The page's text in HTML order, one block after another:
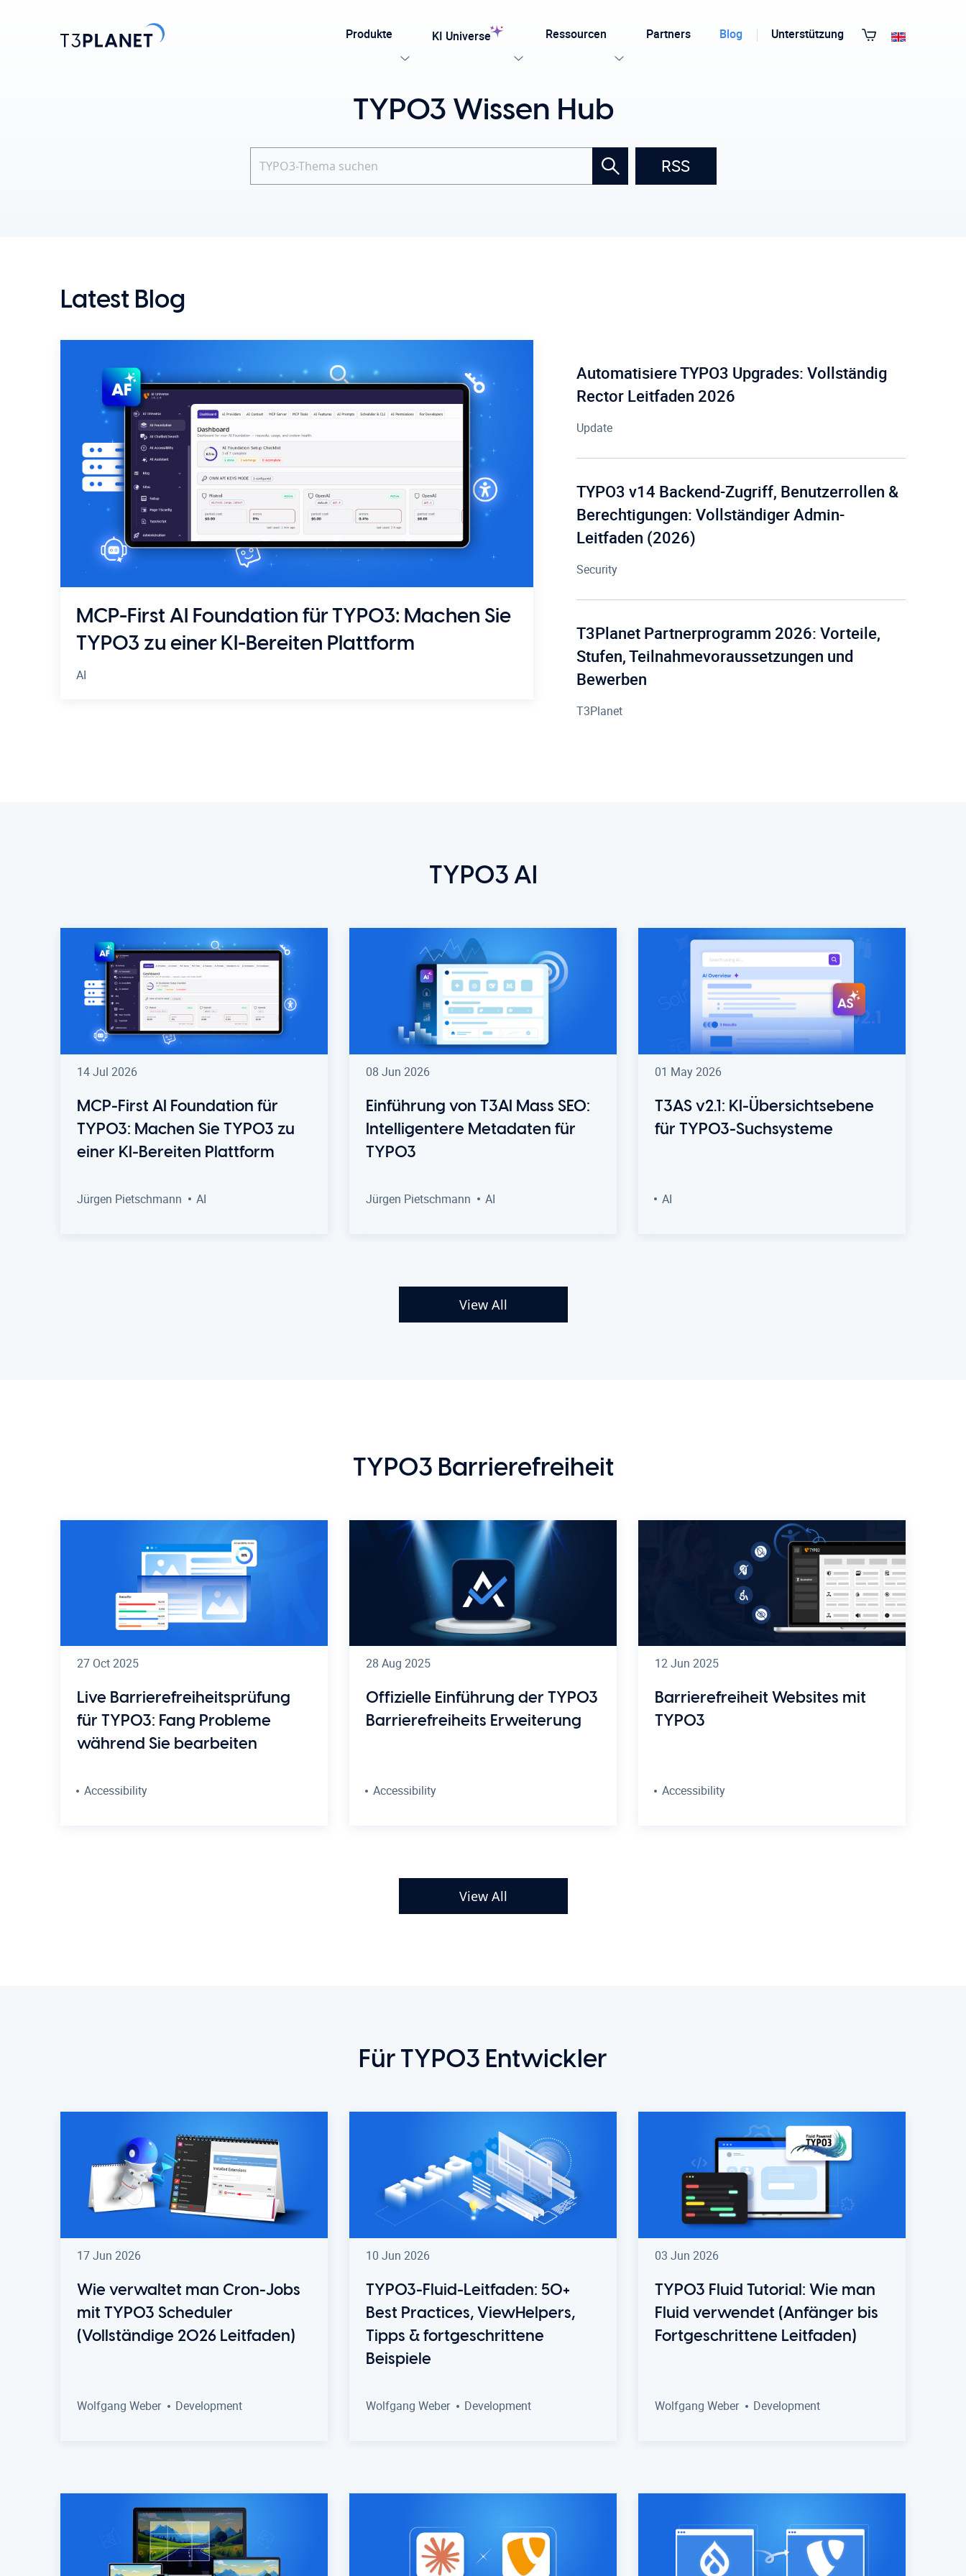
Produkte
Entdecken Sie unsere Templates
T3 Shri
KI Universe
KI-Stiftung für TYPO3
Ressourcen Partners Blog Unterstützung
TYPO3 Wissen Hub
Search RSS
Latest Blog
MCP-First AI Foundation für TYPO3: Machen Sie
TYPO3 zu einer KI-Bereiten Plattform
AI
Automatisiere TYPO3 Upgrades: Vollständig
Rector Leitfaden 2026
Update
TYPO3 v14 Backend-Zugriff, Benutzerrollen &
Berechtigungen: Vollständiger Admin-
Leitfaden (2026)
Security
T3Planet Partnerprogramm 2026: Vorteile,
Stufen, Teilnahmevoraussetzungen und
Bewerben
T3Planet
TYPO3 AI
14 Jul 2026
MCP-First AI Foundation für
TYPO3: Machen Sie TYPO3 zu
einer KI-Bereiten Plattform
Jürgen Pietschmann AI
08 Jun 2026
Einführung von T3AI Mass SEO:
Intelligentere Metadaten für
TYPO3
Jürgen Pietschmann AI
01 May 2026
T3AS v2.1: KI-Übersichtsebene
für TYPO3-Suchsysteme
AI
View All
TYPO3 Barrierefreiheit
27 Oct 2025
Live Barrierefreiheitsprüfung
für TYPO3: Fang Probleme
während Sie bearbeiten
Accessibility
28 Aug 2025
Offizielle Einführung der TYPO3
Barrierefreiheits Erweiterung
Accessibility
12 Jun 2025
Barrierefreiheit Websites mit
TYPO3
Accessibility
View All
Für TYPO3 Entwickler
17 Jun 2026
Wie verwaltet man Cron-Jobs
mit TYPO3 Scheduler
(Vollständige 2026 Leitfaden)
Wolfgang Weber Development
10 Jun 2026
TYPO3-Fluid-Leitfaden: 50+
Best Practices, ViewHelpers,
Tipps & fortgeschrittene
Beispiele
Wolfgang Weber Development
03 Jun 2026
TYPO3 Fluid Tutorial: Wie man
Fluid verwendet (Anfänger bis
Fortgeschrittene Leitfaden)
Wolfgang Weber Development